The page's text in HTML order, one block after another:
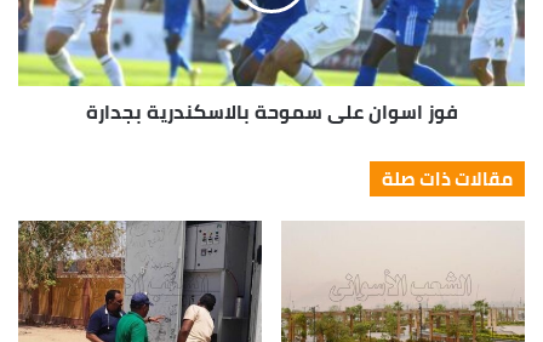
بإلقاء محاضرة قصيرة عن المعالم والثقافة الكورية
لطلاب قسم اللغة الكورية بكلية الألسن جامعةأسوان.
فوز اسوان على سموحة بالاسكندرية بجدارة
مقالات ذات صلة